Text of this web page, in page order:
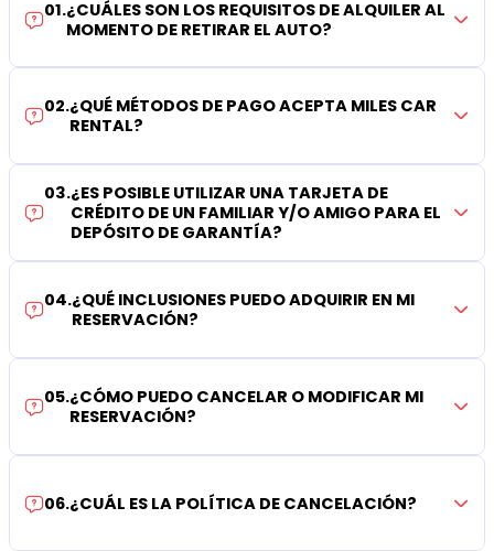
01.¿CUÁLES SON LOS REQUISITOS DE ALQUILER AL
MOMENTO DE RETIRAR EL AUTO?
02.¿QUÉ MÉTODOS DE PAGO ACEPTA MILES CAR
RENTAL?
03.¿ES POSIBLE UTILIZAR UNA TARJETA DE
CRÉDITO DE UN FAMILIAR Y/O AMIGO PARA EL
DEPÓSITO DE GARANTÍA?
04.¿QUÉ INCLUSIONES PUEDO ADQUIRIR EN MI
RESERVACIÓN?
05.¿CÓMO PUEDO CANCELAR O MODIFICAR MI
RESERVACIÓN?
06.¿CUÁL ES LA POLÍTICA DE CANCELACIÓN?